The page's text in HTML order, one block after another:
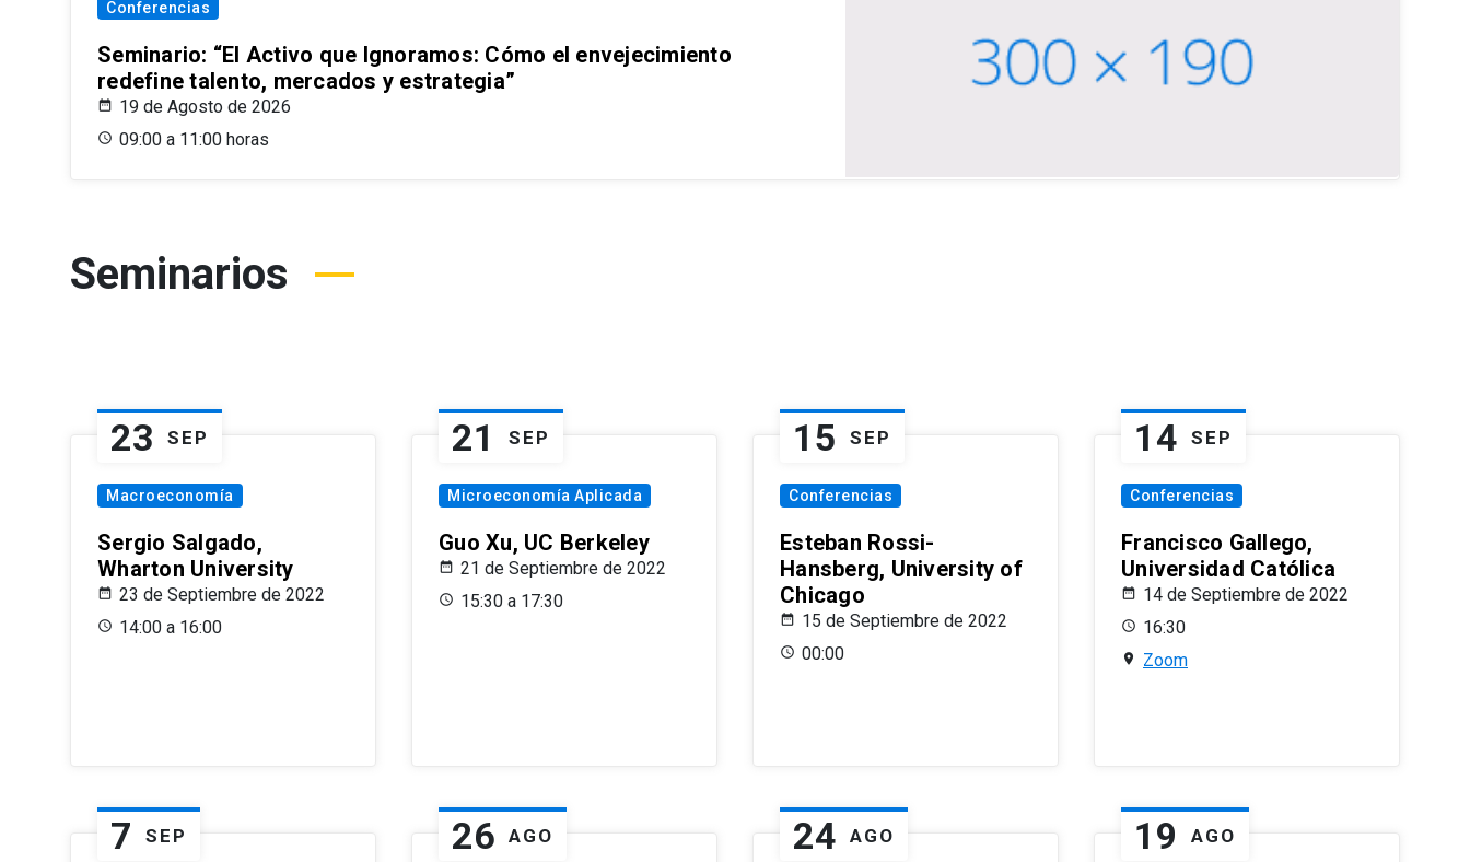
Conferencias
Seminario: “El Activo que Ignoramos: Cómo el envejecimiento
redefine talento, mercados y estrategia”
19 de Agosto de 2026
09:00 a 11:00 horas
Seminarios
23 SEP
Macroeconomía
Sergio Salgado,
Wharton University
23 de Septiembre de 2022
14:00 a 16:00
21 SEP
Microeconomía Aplicada
Guo Xu, UC Berkeley
21 de Septiembre de 2022
15:30 a 17:30
15 SEP
Conferencias
Esteban Rossi-
Hansberg, University of
Chicago
15 de Septiembre de 2022
00:00
14 SEP
Conferencias
Francisco Gallego,
Universidad Católica
14 de Septiembre de 2022
16:30
Zoom
7 SEP 26 AGO 24 AGO 19 AGO